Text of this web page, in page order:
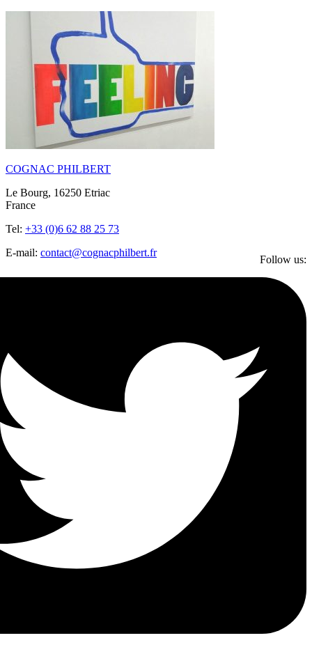
COGNAC PHILBERT
Le Bourg, 16250 Etriac
France
Tel: +33 (0)6 62 88 25 73
E-mail: contact@cognacphilbert.fr
Follow us: